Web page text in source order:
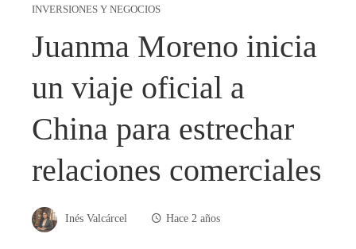
INVERSIONES Y NEGOCIOS
Juanma Moreno inicia
un viaje oficial a
China para estrechar
relaciones comerciales
Inés Valcárcel Hace 2 años